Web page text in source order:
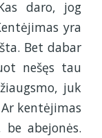
daro, jog
yra
Bet dabar
nešęs tau
juk
kentėjimas
abejonės.